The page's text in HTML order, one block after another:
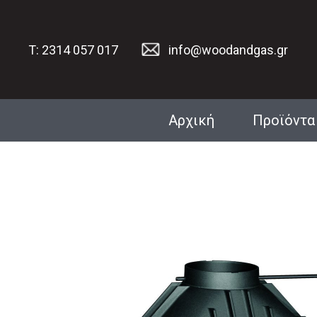
T: 2314 057 017 info@woodandgas.gr
Αρχική Προϊόντα